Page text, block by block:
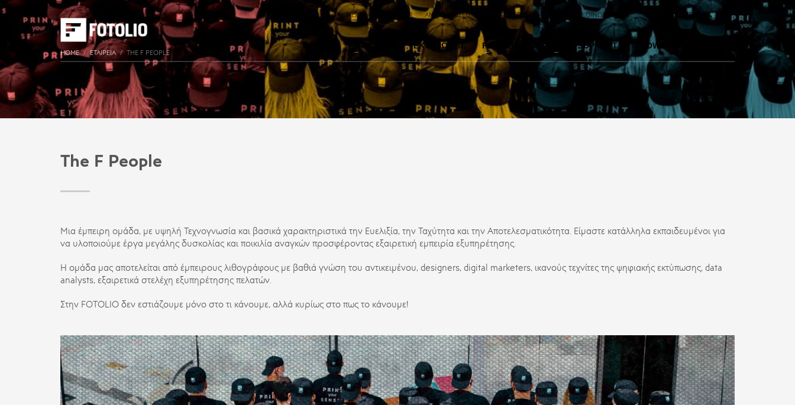
The F Experience GDPR ΑΝΑΚΟΙΝΩΣΕΙΣ ΕΠΙΧΟΡΗΓΗΣΕΙΣ ΕΠΙΚΟΙΝΩΝΙΑ
ΥΠΗΡΕΣΙΕΣ ΕΚΤΥΠΩΣΕΙΣ FOTOLIO360 TΗΕ F SUPPORT SHOWROOM
HOME ΕΤΑΙΡΕΊΑ THE F PEOPLE
The F People
Μια έμπειρη ομάδα, με υψηλή Τεχνογνωσία και βασικά χαρακτηριστικά την Ευελιξία, την Ταχύτητα και την Αποτελεσματικότητα. Είμαστε κατάλληλα εκπαιδευμένοι για
να υλοποιούμε έργα μεγάλης δυσκολίας και ποικιλία αναγκών προσφέροντας εξαιρετική εμπειρία εξυπηρέτησης.
Η ομάδα μας αποτελείται από έμπειρους λιθογράφους με βαθιά γνώση του αντικειμένου, designers, digital marketers, ικανούς τεχνίτες της ψηφιακής εκτύπωσης, data
analysts, εξαιρετικά στελέχη εξυπηρέτησης πελατών.
Στην FOTOLIO δεν εστιάζουμε μόνο στο τι κάνουμε, αλλά κυρίως στο πως το κάνουμε!